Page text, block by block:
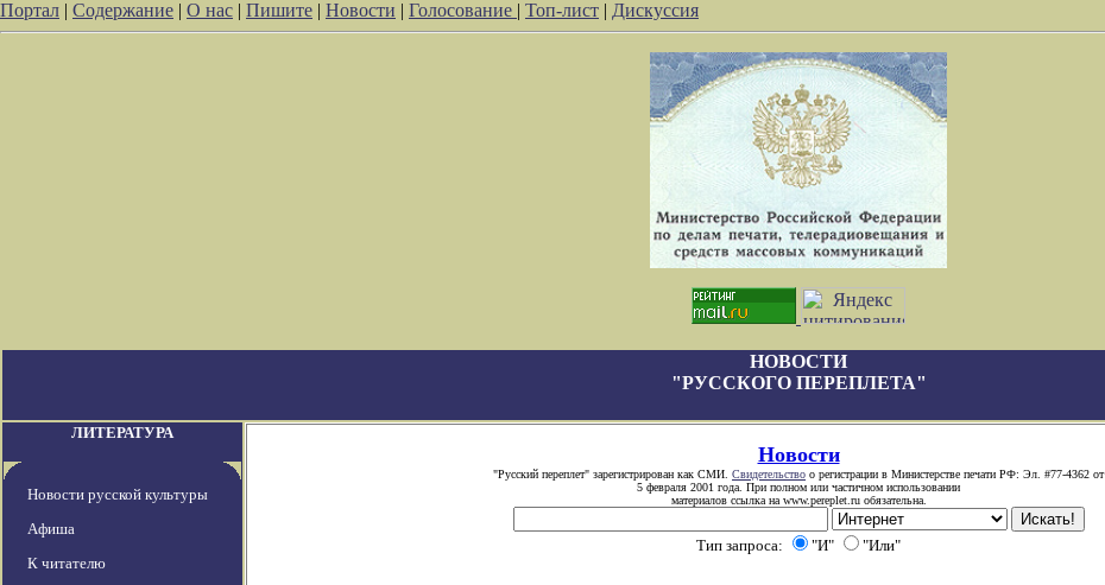
Портал | Содержание | О нас | Пишите | Новости | Голосование | Топ-лист | Дискуссия
НОВОСТИ
"РУССКОГО ПЕРЕПЛЕТА"
ЛИТЕРАТУРА
Новости русской культуры
Афиша
К читателю
Новости
"Русский переплет" зарегистрирован как СМИ. Свидетельство о регистрации в Министерстве печати РФ: Эл. #77-4362 от
5 февраля 2001 года. При полном или частичном использовании
материалов ссылка на www.pereplet.ru обязательна.
Тип запроса: "И" "Или"